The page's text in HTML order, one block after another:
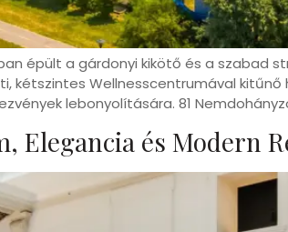
épült a gárdonyi kikötő és a szabad
kétszintes Wellnesscentrumával
lebonyolítására. 81
Elegancia és Modern